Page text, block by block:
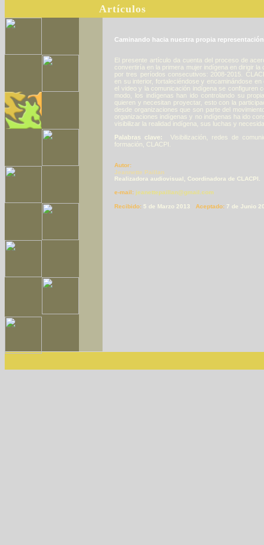
Artículos
Caminando hacia nuestra propia
El presente artículo da cuenta del proceso de
convertiría en la primera mujer indígena en dirigir
por tres períodos consecutivos: 2008-2015.
en su interior, fortaleciéndose y encaminándose
el video y la comunicación indígena se configuren
modo, los indígenas han ido controlando su
quieren y necesitan proyectar, esto con la
desde organizaciones que son parte del
organizaciones indígenas y no indígenas ha ido
visibilizar la realidad indígena, sus luchas y
Palabras clave:
Visibilización, redes de
formación, CLACPI.
Autor:
Jeannette Paillan
Realizadora audiovisual, Coordinadora de
e-mail: jeanettepaillan@gmail.com
Recibido: 5 de Marzo 2013 Aceptado: 7 de Junio